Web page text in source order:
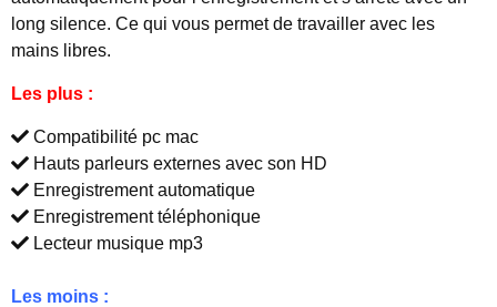
long silence. Ce qui vous permet de travailler avec les
mains libres.
Les plus :
Compatibilité pc mac
Hauts parleurs externes avec son HD
Enregistrement automatique
Enregistrement téléphonique
Lecteur musique mp3
Les moins :